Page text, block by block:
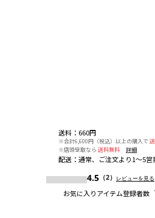
送料 ： 660円
※合計6,600円（税込）以上の購入で
※店頭受取なら 送料無料 詳細
配送 ： 通常、ご注文より1～5営
4.5 （2） レビューを見る
お気に入りアイテム登録者数